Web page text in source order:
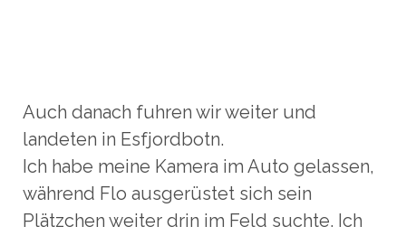
Auch danach fuhren wir weiter und
landeten in Esfjordbotn.
Ich habe meine Kamera im Auto gelassen,
während Flo ausgerüstet sich sein
Plätzchen weiter drin im Feld suchte. Ich